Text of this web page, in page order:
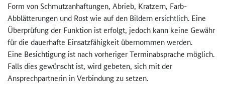
Form von Schmutzanhaftungen, Abrieb, Kratzern, Farb-
Abblätterungen und Rost wie auf den Bildern ersichtlich. Eine
Überprüfung der Funktion ist erfolgt, jedoch kann keine Gewähr
für die dauerhafte Einsatzfähigkeit übernommen werden.
Eine Besichtigung ist nach vorheriger Terminabsprache möglich.
Falls dies gewünscht ist, wird gebeten, sich mit der
Ansprechpartnerin in Verbindung zu setzen.